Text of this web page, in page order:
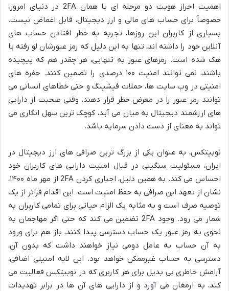
اهمیت احراز هویت دو مرحله ای یا همان 2FA در دنیای امروز،
خصوصاً برای حساب های مالی و ارز دیجیتال، قابل اغماض نیست.
بسیاری از کاربران این روزها، تجربه به خطر افتادن حساب های
آنلاین خود را داشته اند، تنها به این دلیل که رمز عبورشان لو رفته یا
هک شده است. رمزهای عبور به تنهایی، هر چقدر هم که پیچیده
باشند، نمی توانند امنیت ۱۰۰ درصدی را تضمین کنند. حفره های
امنیتی در وب سایت ها، حملات فیشینگ و حتی خطاهای انسانی می
توانند رمز عبور را در معرض خطر قرار دهند. وقتی صحبت از دارایی
های ارزشمند دیجیتال به میان می آید، کوچک ترین سهل انگاری می
تواند به معنای از دست دادن سرمایه باشد.
نوبیتکس، به عنوان یکی از بزرگ ترین صرافی های ارز دیجیتال در
ایران، مسئولیت سنگینی در قبال امنیت دارایی های کاربران خود
احساس می کند. به همین دلیل، اجباری کردن 2FA از مهر ماه ۱۴۰۰،
نشان از تعهد این صرافی به حفظ امنیت است. این اقدام فراتر از یک
توصیه صرف است و به مثابه یک الزام حیاتی برای تمامی کاربران به
شمار می رود. وجود 2FA تضمین می کند که حتی اگر مهاجمان به
نحوی به رمز عبور یک حساب دسترسی پیدا کنند، باز هم برای ورود
به آن حساب به عامل دومی نیاز خواهند داشت که بدون آن،
دسترسی به حساب غیرممکن خواهد بود. این لایه امنیتی اضافی،
آرامش خاطری بی بدیل برای هر کاربری که در نوبیتکس فعالیت می
کند، به ارمغان می آورد و از دارایی های آن ها در برابر تهدیدات